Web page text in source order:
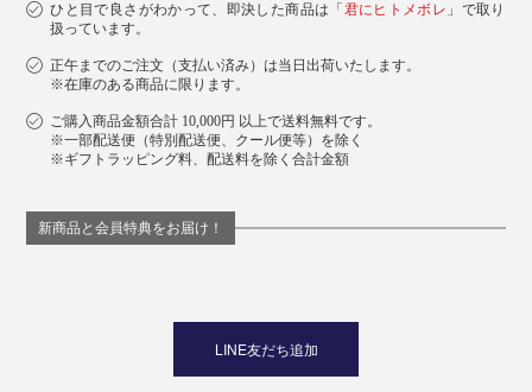
ひと目で良さがわかって、即決した商品は「 君にヒトメボレ 」で取り
扱っています。
正午までのご注文（支払い済み）は当日出荷いたします。
※在庫のある商品に限ります。
ご購入商品金額合計 10,000円 以上で送料無料です。
※一部配送便（特別配送便、クール便等）を除く
※ギフトラッピング料、配送料を除く合計金額
新商品と会員特典をお届け！
LINE友だち追加